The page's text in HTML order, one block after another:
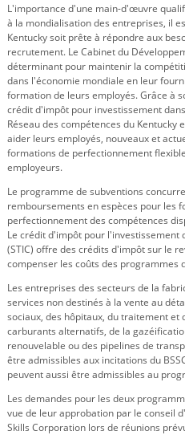
L'importance d'une main-d'œuvre
à la mondialisation des entreprises, il
Kentucky soit prête à répondre aux
recrutement. Le Cabinet du
déterminant pour maintenir la
dans l'économie mondiale en leur
formation de leurs employés. Grâce à
crédit d'impôt pour investissement
Réseau des compétences du
aider leurs employés, nouveaux et
formations de perfectionnement
employeurs.
Le programme de subventions
remboursements en espèces pour les
perfectionnement des compétences
Le crédit d'impôt pour l'investissement
(STIC) offre des crédits d'impôt sur le
compenser les coûts des programmes
Les entreprises des secteurs de la
services non destinés à la vente au
sociaux, des hôpitaux, du traitement
carburants alternatifs, de la
renouvelable ou des pipelines de
être admissibles aux incitations du
peuvent aussi être admissibles au
Les demandes pour les deux
vue de leur approbation par le conseil
Skills Corporation lors de réunions